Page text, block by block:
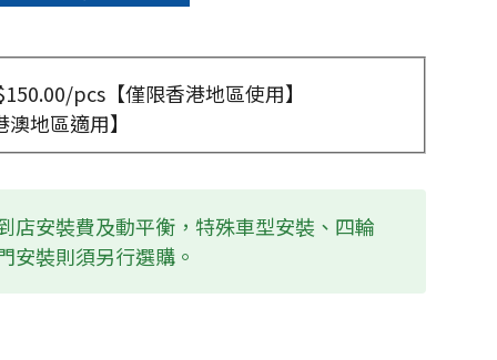
pcs【僅限香港地區使用】
地區適用】
店安裝費及動平衡，特殊車型安裝、四輪
安裝則須另行選購。